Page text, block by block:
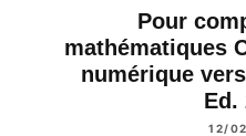
Pour
mathématiques
numérique
Ed.
12/